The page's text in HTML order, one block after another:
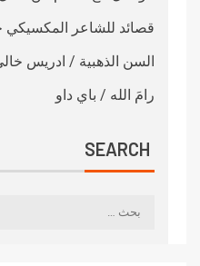
قصائد للشاعر
السن الذهبية / ادريس
رامَ الله / باي داو
SEARCH